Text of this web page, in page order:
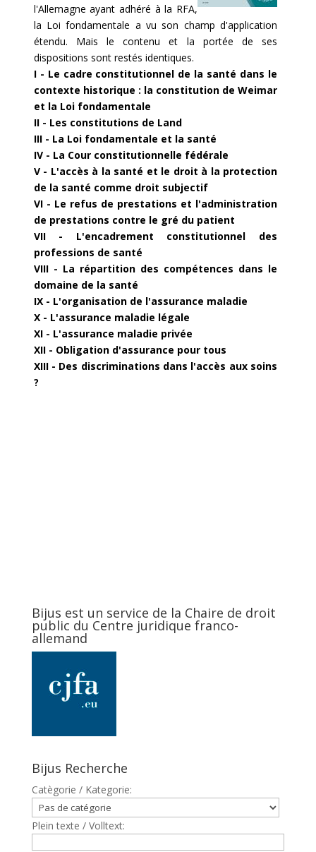
l'Allemagne ayant adhéré à la RFA,
la Loi fondamentale a vu son champ d'application
étendu. Mais le contenu et la portée de ses
dispositions sont restés identiques.
I - Le cadre constitutionnel de la santé dans le
contexte historique : la constitution de Weimar
et la Loi fondamentale
II - Les constitutions de Land
III - La Loi fondamentale et la santé
IV - La Cour constitutionnelle fédérale
V - L'accès à la santé et le droit à la protection
de la santé comme droit subjectif
VI - Le refus de prestations et l'administration
de prestations contre le gré du patient
VII - L'encadrement constitutionnel des
professions de santé
VIII - La répartition des compétences dans le
domaine de la santé
IX - L'organisation de l'assurance maladie
X - L'assurance maladie légale
XI - L'assurance maladie privée
XII - Obligation d'assurance pour tous
XIII - Des discriminations dans l'accès aux soins
?
Bijus est un service de la Chaire de droit
public du Centre juridique franco-
allemand
Bijus Recherche
Catègorie / Kategorie:
Plein texte / Volltext: